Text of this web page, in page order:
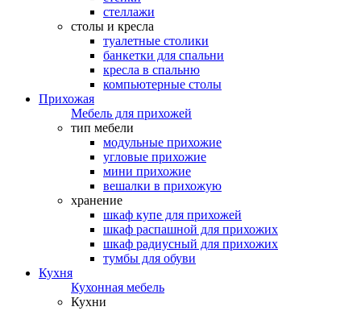
стеллажи
столы и кресла
туалетные столики
банкетки для спальни
кресла в спальню
компьютерные столы
Прихожая
Мебель для прихожей
тип мебели
модульные прихожие
угловые прихожие
мини прихожие
вешалки в прихожую
хранение
шкаф купе для прихожей
шкаф распашной для прихожих
шкаф радиусный для прихожих
тумбы для обуви
Кухня
Кухонная мебель
Кухни